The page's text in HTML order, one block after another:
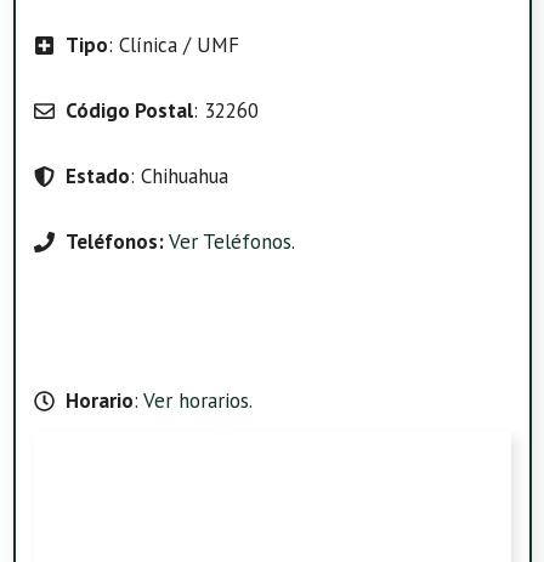
Tipo: Clínica / UMF
Código Postal: 32260
Estado: Chihuahua
Teléfonos:Ver Teléfonos.
Horario: Ver horarios.